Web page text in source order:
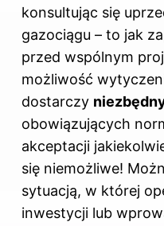
konsultując się
gazociągu – to jak
przed wspólnym
możliwość
dostarczy
obowiązujących
akceptacji
się niemożliwe!
sytuacją, w której
inwestycji lub